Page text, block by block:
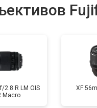
2.8 R LM OIS
Macro
XF